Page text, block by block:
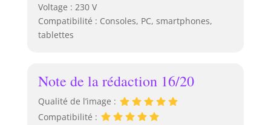
Voltage : 230 V
Compatibilité : Consoles, PC, smartphones,
tablettes
Note de la rédaction 16/20
Qualité de l’image :
Compatibilité :